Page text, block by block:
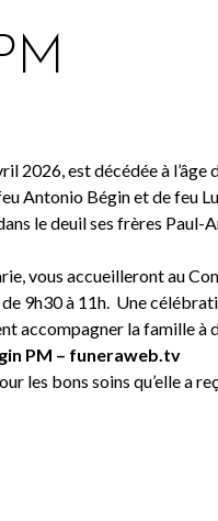
2026, est décédée à
Antonio Bégin et de feu
le deuil ses frères
vous accueilleront au
9h30 à 11h. Une
accompagner la famille
PM – funeraweb.tv
les bons soins qu’elle a